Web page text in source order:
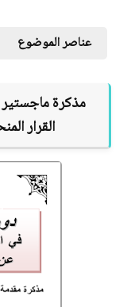
عناصر الموضوع
مذكرة
القرار